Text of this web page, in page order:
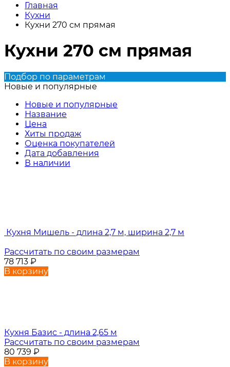
Главная
Кухни
Кухни 270 см прямая
Кухни 270 см прямая
Подбор по параметрам
Новые и популярные
Новые и популярные
Название
Цена
Хиты продаж
Оценка покупателей
Дата добавления
В наличии
Кухня Мишель - длина 2,7 м, ширина 2,7 м
Рассчитать по своим размерам
78 713 ₽
В корзину
Кухня Базис - длина 2,65 м
Рассчитать по своим размерам
80 739 ₽
В корзину